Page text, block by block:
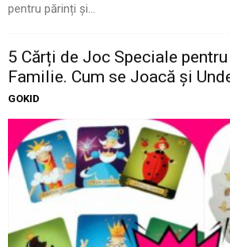
pentru părinți și...
5 Cărți de Joc Speciale
Familie. Cum se Joacă și
GOKID